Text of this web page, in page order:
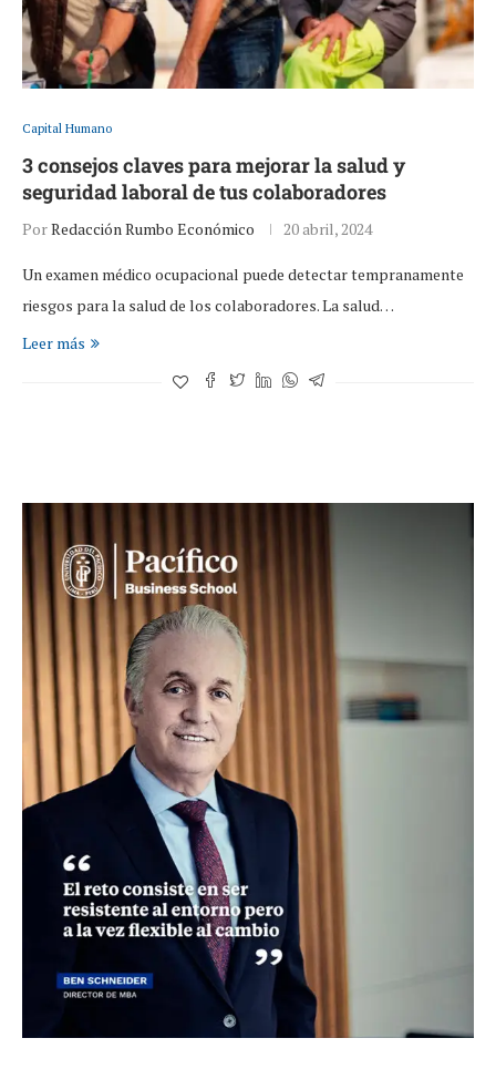
Capital Humano
3 consejos claves para mejorar la salud y
seguridad laboral de tus colaboradores
PorRedacción Rumbo Económico 20 abril, 2024
Un examen médico ocupacional puede detectar tempranamente
riesgos para la salud de los colaboradores. La salud…
Leer más